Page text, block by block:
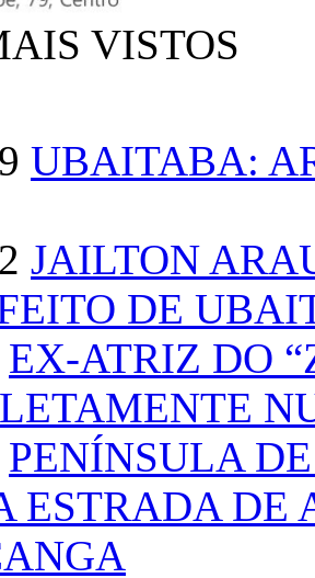
VISTOS
UBAITABA:
JAILTON
DE
EX-ATRIZ DO
PENÍNSULA
ESTRADA DE